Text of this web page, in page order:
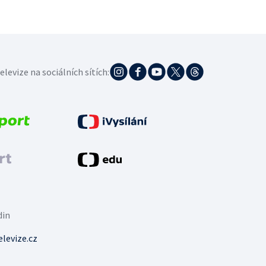
na sociálních sítích: